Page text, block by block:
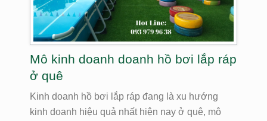
Mô kinh doanh doanh hồ bơi lắp ráp
ở quê
Kinh doanh hồ bơi lắp ráp đang là xu hướng
kinh doanh hiệu quả nhất hiện nay ở quê, mô